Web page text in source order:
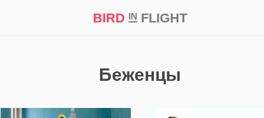
BIRD INFLIGHT
Беженцы